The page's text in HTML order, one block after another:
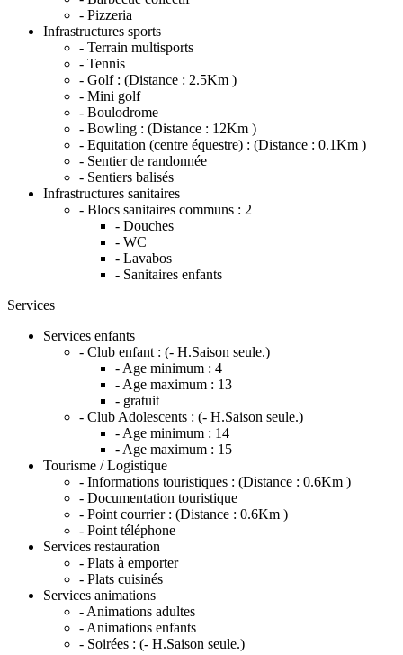
- Pizzeria
Infrastructures sports
- Terrain multisports
- Tennis
- Golf : (Distance : 2.5Km )
- Mini golf
- Boulodrome
- Bowling : (Distance : 12Km )
- Equitation (centre équestre) : (Distance : 0.1Km )
- Sentier de randonnée
- Sentiers balisés
Infrastructures sanitaires
- Blocs sanitaires communs : 2
- Douches
- WC
- Lavabos
- Sanitaires enfants
Services
Services enfants
- Club enfant : (- H.Saison seule.)
- Age minimum : 4
- Age maximum : 13
- gratuit
- Club Adolescents : (- H.Saison seule.)
- Age minimum : 14
- Age maximum : 15
Tourisme / Logistique
- Informations touristiques : (Distance : 0.6Km )
- Documentation touristique
- Point courrier : (Distance : 0.6Km )
- Point téléphone
Services restauration
- Plats à emporter
- Plats cuisinés
Services animations
- Animations adultes
- Animations enfants
- Soirées : (- H.Saison seule.)